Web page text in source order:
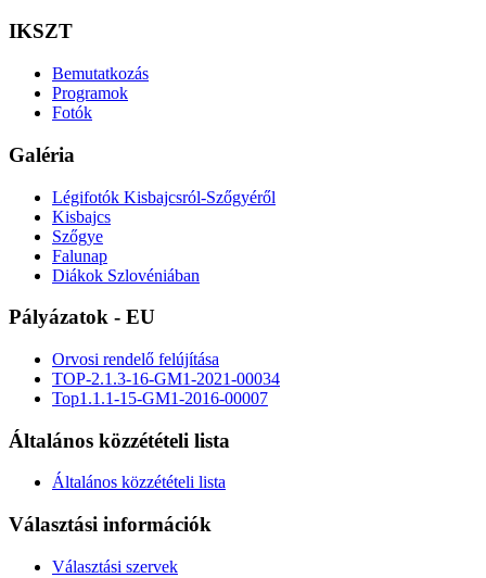
IKSZT
Bemutatkozás
Programok
Fotók
Galéria
Légifotók Kisbajcsról-Szőgyéről
Kisbajcs
Szőgye
Falunap
Diákok Szlovéniában
Pályázatok - EU
Orvosi rendelő felújítása
TOP-2.1.3-16-GM1-2021-00034
Top1.1.1-15-GM1-2016-00007
Általános közzétételi lista
Általános közzétételi lista
Választási információk
Választási szervek